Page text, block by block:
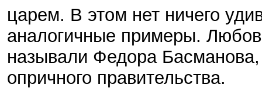
царем. В этом нет ничего
аналогичные примеры.
называли Федора
опричного правительства.